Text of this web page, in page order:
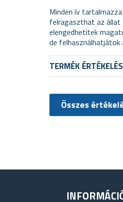
Minden ív
felragaszthat az állat
elengedhetitek
de felhasználhatjátok
TERMÉK
Összes